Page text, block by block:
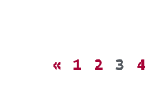
« 1 2 3 4